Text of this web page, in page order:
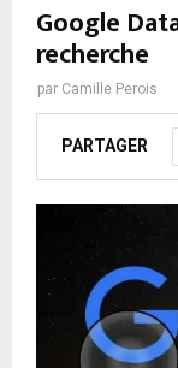
Google
recherche
par Camille Perois
PARTAGER